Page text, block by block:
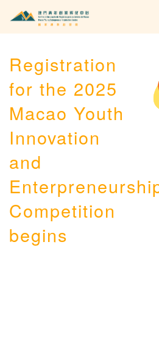
Registration
for the 2025
Macao Youth
Innovation
and
Competition
begins